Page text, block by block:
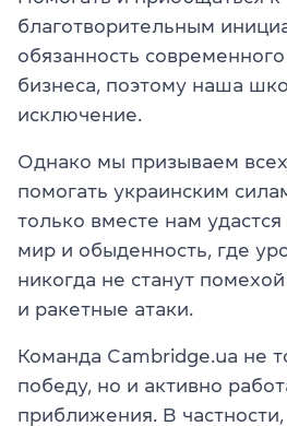
благотворительным
обязанность
бизнеса, поэтому наша
исключение.
Однако мы призываем
помогать украинским
только вместе нам
мир и обыденность, где
никогда не станут
и ракетные атаки.
Команда Cambridge.ua не
победу, но и активно
приближения. В